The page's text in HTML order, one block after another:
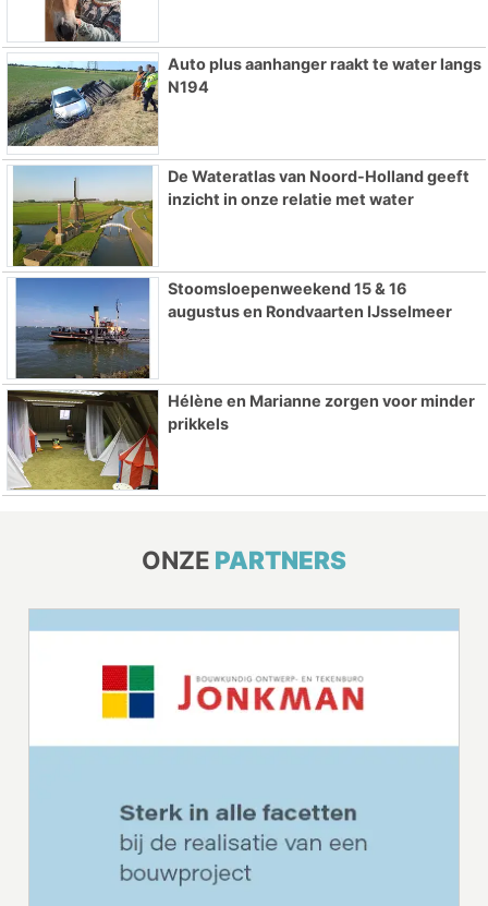
Auto plus aanhanger raakt te water langs
N194
De Wateratlas van Noord-Holland geeft
inzicht in onze relatie met water
Stoomsloepenweekend 15 & 16
augustus en Rondvaarten IJsselmeer
Hélène en Marianne zorgen voor minder
prikkels
ONZE PARTNERS